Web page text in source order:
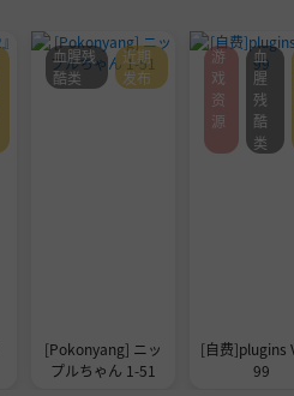
[Pokonyang] ニッ
プルちゃん 1-51
血腥残
酷类
近期
发布
[自费]plugins
99
游
戏
资
源
血
腥
残
酷
类